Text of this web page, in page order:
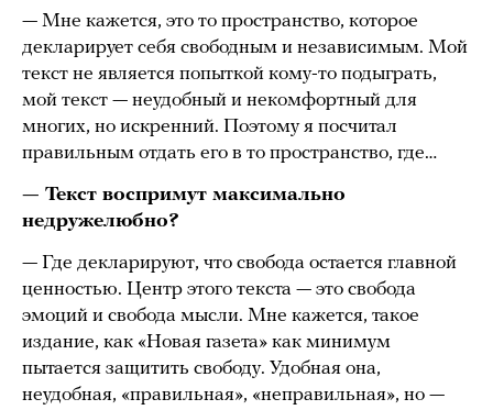
— Мне кажется, это то пространство, которое
декларирует себя свободным и независимым. Мой
текст не является попыткой кому-то подыграть,
мой текст — неудобный и некомфортный для
многих, но искренний. Поэтому я посчитал
правильным отдать его в то пространство, где…
— Текст воспримут максимально
недружелюбно?
— Где декларируют, что свобода остается главной
ценностью. Центр этого текста — это свобода
эмоций и свобода мысли. Мне кажется, такое
издание, как «Новая газета» как минимум
пытается защитить свободу. Удобная она,
неудобная, «правильная», «неправильная», но —